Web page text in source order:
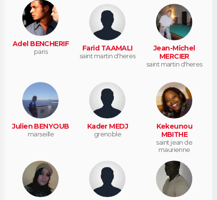
Adel BENCHERIF
paris Farid TAAMALI
saint martin d'heres
Jean-Michel
MERCIER
saint martin d'heres
Julien BENYOUB
marseille
Kader MEDJ
grenoble
Kekeunou
MBITHE
saint jean de
maurienne